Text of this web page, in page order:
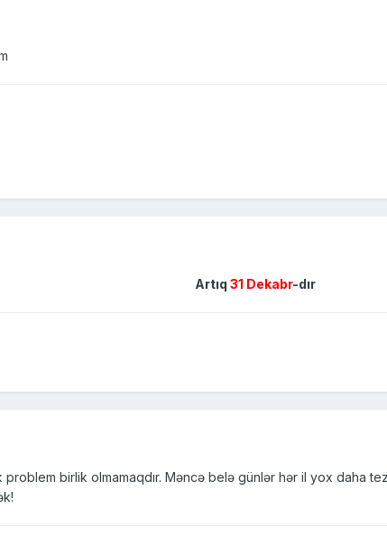
Artıq 31 Dekabr-dır
problem birlik olmamaqdır. Məncə belə günlər hər il yox daha